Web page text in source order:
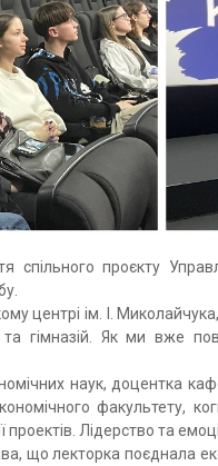
спільного проєкту
центрі ім. І.
гімназій. Як ми вже
наук, доцентка
факультету,
Лідерство та
що лекторка поєднала